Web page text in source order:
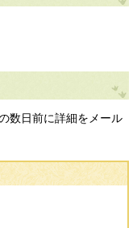
数日前に詳細をメール